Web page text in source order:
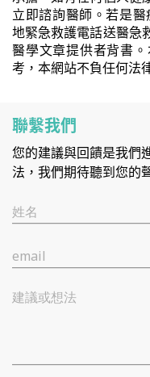
立即諮詢醫師。若是
地緊急救護電話送醫急
醫學文章提供者背書
考，本網站不負任何法
聯繫我們
您的建議與回饋是我們
法，我們期待聽到您的
姓名
email
建議或想法